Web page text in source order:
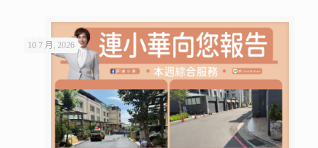
10 7 月, 2026